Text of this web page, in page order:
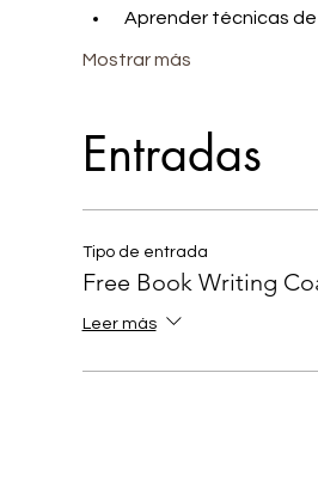
Aprender técnicas
Mostrar más
Entradas
Tipo de entrada
Free Book Writing
Leer más